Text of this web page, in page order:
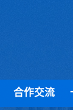
合作交流